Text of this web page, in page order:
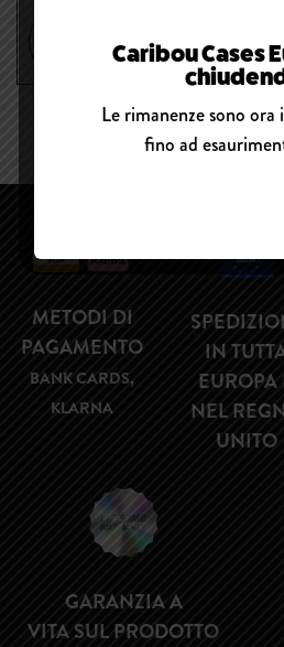
PRODOTTO
METODI DI
PAGAMENTO
BANK CARDS,
KLARNA
IN
EUROPA
NEL
UNITO
GARANZIA A
VITA SUL PRODOTTO
Caribou Cases
Le rimanenze sono
fino ad